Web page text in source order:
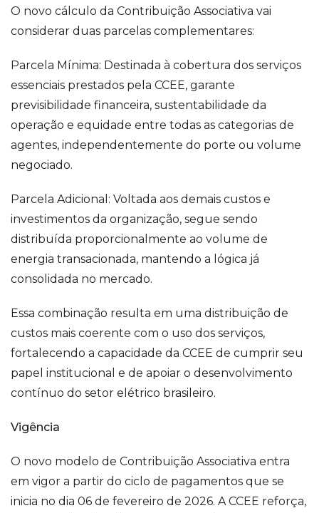
O novo cálculo da Contribuição Associativa vai
considerar duas parcelas complementares:
Parcela Mínima: Destinada à cobertura dos serviços
essenciais prestados pela CCEE, garante
previsibilidade financeira, sustentabilidade da
operação e equidade entre todas as categorias de
agentes, independentemente do porte ou volume
negociado.
Parcela Adicional: Voltada aos demais custos e
investimentos da organização, segue sendo
distribuída proporcionalmente ao volume de
energia transacionada, mantendo a lógica já
consolidada no mercado.
Essa combinação resulta em uma distribuição de
custos mais coerente com o uso dos serviços,
fortalecendo a capacidade da CCEE de cumprir seu
papel institucional e de apoiar o desenvolvimento
contínuo do setor elétrico brasileiro.
Vigência
O novo modelo de Contribuição Associativa entra
em vigor a partir do ciclo de pagamentos que se
inicia no dia 06 de fevereiro de 2026. A CCEE reforça,